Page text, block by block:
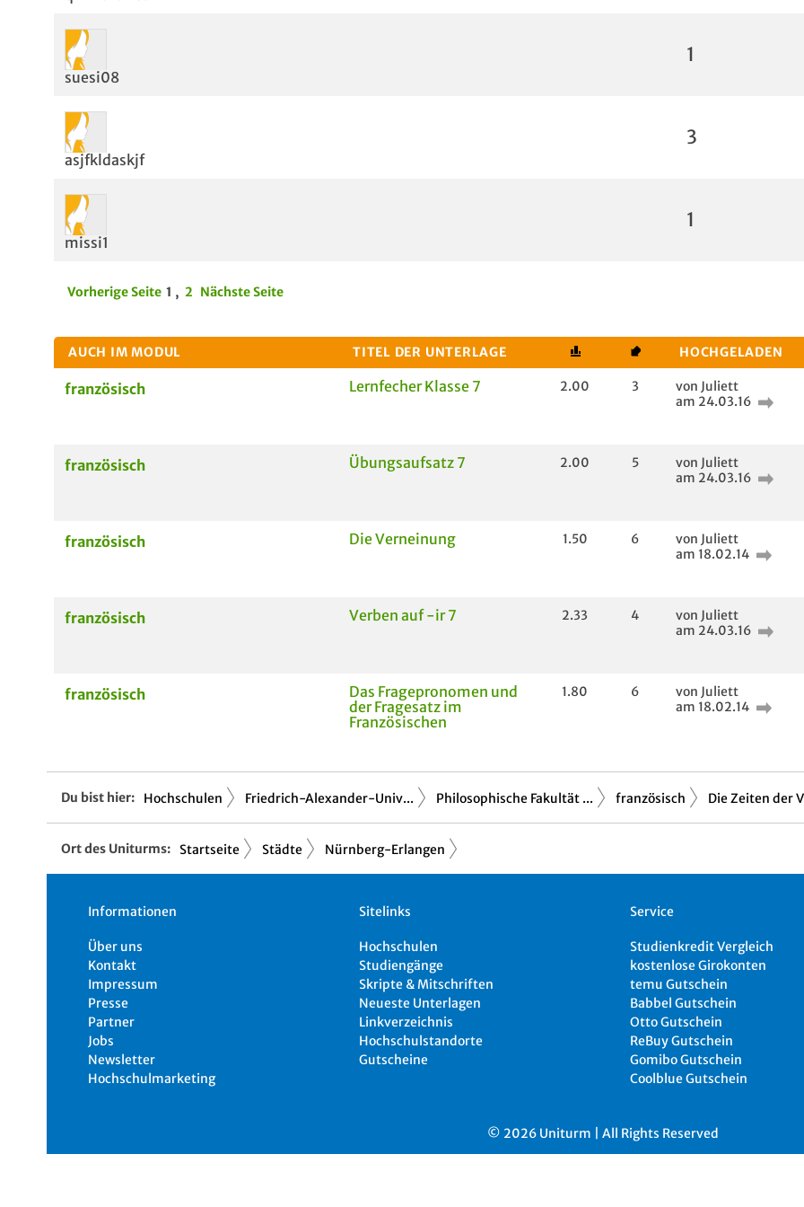
suesi08
1
asjfkldaskjf
3
missi1
1
Vorherige Seite 1 , 2 Nächste Seite
AUCH IM MODUL TITEL DER UNTERLAGE HOCHGELADEN
französisch Lernfecher Klasse 7 2.00 3
von Juliett
am 24.03.16
französisch Übungsaufsatz 7 2.00 5
von Juliett
am 24.03.16
französisch Die Verneinung 1.50 6
von Juliett
am 18.02.14
französisch Verben auf -ir 7 2.33 4
von Juliett
am 24.03.16
französisch
Das Fragepronomen und
der Fragesatz im
Französischen
1.80 6
von Juliett
am 18.02.14
Du bist hier: Hochschulen Friedrich-Alexander-Univ... Philosophische Fakultät ... französisch Die Zeiten der
Ort des Uniturms: Startseite Städte Nürnberg-Erlangen
Informationen
Über uns
Kontakt
Impressum
Presse
Partner
Jobs
Newsletter
Hochschulmarketing
Sitelinks
Hochschulen
Studiengänge
Skripte & Mitschriften
Neueste Unterlagen
Linkverzeichnis
Hochschulstandorte
Gutscheine
Service
Studienkredit Vergleich
kostenlose Girokonten
temu Gutschein
Babbel Gutschein
Otto Gutschein
ReBuy Gutschein
Gomibo Gutschein
Coolblue Gutschein
© 2026 Uniturm | All Rights Reserved